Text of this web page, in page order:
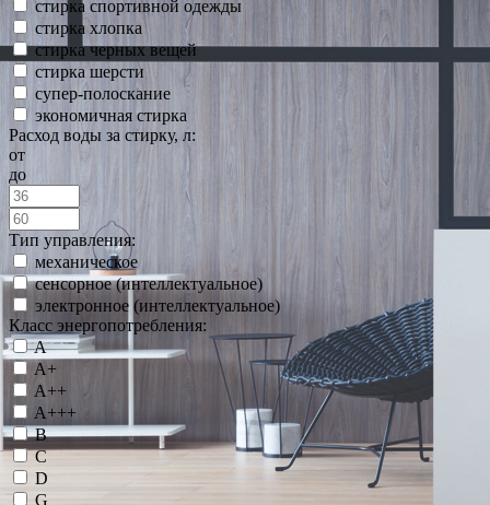
стирка спортивной одежды
стирка хлопка
стирка черных вещей
стирка шерсти
супер-полоскание
экономичная стирка
Расход воды за стирку, л:
от
до
Тип управления:
механическое
сенсорное (интеллектуальное)
электронное (интеллектуальное)
Класс энергопотребления:
A
A+
A++
A+++
B
C
D
G